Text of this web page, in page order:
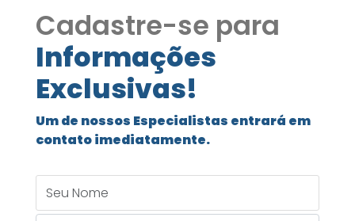
Cadastre-se para
Informações
Exclusivas!
Um de nossos Especialistas entrará em
contato imediatamente.